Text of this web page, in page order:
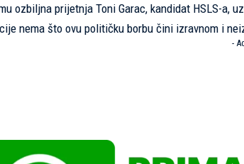
ozbiljna prijetnja Toni Garac, kandidat HSLS-a,
nema što ovu političku borbu čini izravnom i
-